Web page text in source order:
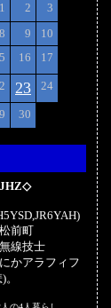
1
2
3
8 9
10
16 17
23 24
30
前町
線技士
かアラフィフ